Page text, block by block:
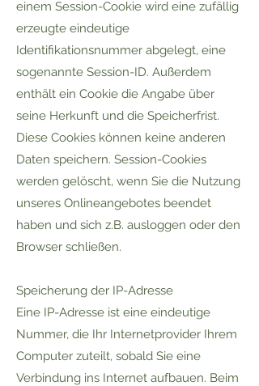
einem Session-Cookie wird eine zufällig
erzeugte eindeutige
Identifikationsnummer abgelegt, eine
sogenannte Session-ID. Außerdem
enthält ein Cookie die Angabe über
seine Herkunft und die Speicherfrist.
Diese Cookies können keine anderen
Daten speichern. Session-Cookies
werden gelöscht, wenn Sie die Nutzung
unseres Onlineangebotes beendet
haben und sich z.B. ausloggen oder den
Browser schließen.
Speicherung der IP-Adresse
Eine IP-Adresse ist eine eindeutige
Nummer, die Ihr Internetprovider Ihrem
Computer zuteilt, sobald Sie eine
Verbindung ins Internet aufbauen. Beim